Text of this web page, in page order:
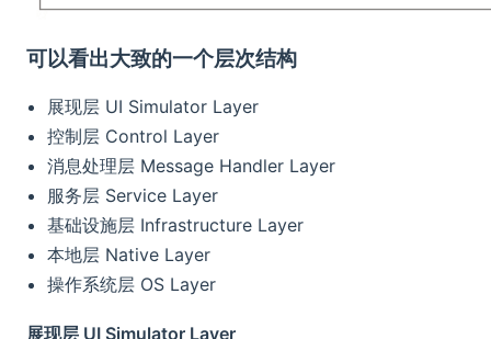
可以看出大致的一个层次结构
展现层 UI Simulator Layer
控制层 Control Layer
消息处理层 Message Handler Layer
服务层 Service Layer
基础设施层 Infrastructure Layer
本地层 Native Layer
操作系统层 OS Layer
展现层 UI Simulator Layer